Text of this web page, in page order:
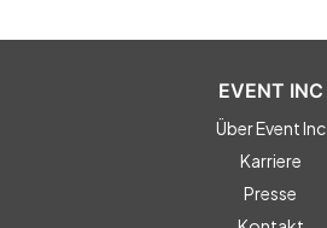
EVENT INC
Über Event Inc
Karriere
Presse